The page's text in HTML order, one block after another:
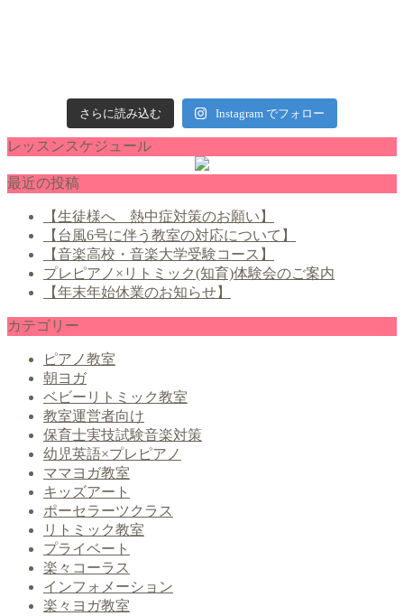
さらに読み込む Instagram でフォロー
レッスンスケジュール
最近の投稿
【生徒様へ 熱中症対策のお願い】
【台風6号に伴う教室の対応について】
【音楽高校・音楽大学受験コース】
プレピアノ×リトミック(知育)体験会のご案内
【年末年始休業のお知らせ】
カテゴリー
ピアノ教室
朝ヨガ
ベビーリトミック教室
教室運営者向け
保育士実技試験音楽対策
幼児英語×プレピアノ
ママヨガ教室
キッズアート
ポーセラーツクラス
リトミック教室
プライベート
楽々コーラス
インフォメーション
楽々ヨガ教室